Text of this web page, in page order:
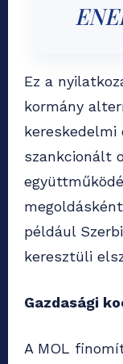
Ez a
kormány
szankcionált
például
keresztüli
Gazdasági
A MOL